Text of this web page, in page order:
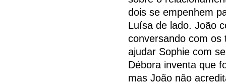
dois se empenhem
Luísa de lado. João
conversando com os
ajudar Sophie com
Débora inventa que
mas João não